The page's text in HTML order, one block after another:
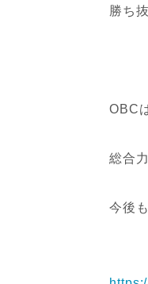
勝ち
OBC
総合
今後